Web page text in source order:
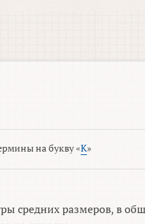
на букву «К»
средних размеров, в